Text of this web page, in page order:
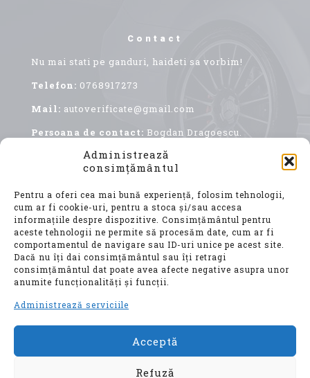
Administrează
consimțământul
Pentru a oferi cea mai bună experiență, folosim tehnologii,
cum ar fi cookie-uri, pentru a stoca și/sau accesa
informațiile despre dispozitive. Consimțământul pentru
aceste tehnologii ne permite să procesăm date, cum ar fi
comportamentul de navigare sau ID-uri unice pe acest site.
Dacă nu îți dai consimțământul sau îți retragi
consimțământul dat poate avea afecte negative asupra unor
anumite funcționalități și funcții.
Administrează serviciile
Acceptă
Refuză
Contact
Nu mai stati pe ganduri, haideti sa vorbim!
Telefon: 0768917273
Mail: autoverificate@gmail.com
Persoana de contact: Bogdan Dragoescu.
Achiziționarea unui autoturism second hand, este
o decizie importantă, care implică nu doar o
investiție financiară considerabilă, ci și o
alegere ce vă va influența confortul, siguranța și
mobilitatea pentru ani de zile.
© Auto Verificate, Toate drepturile